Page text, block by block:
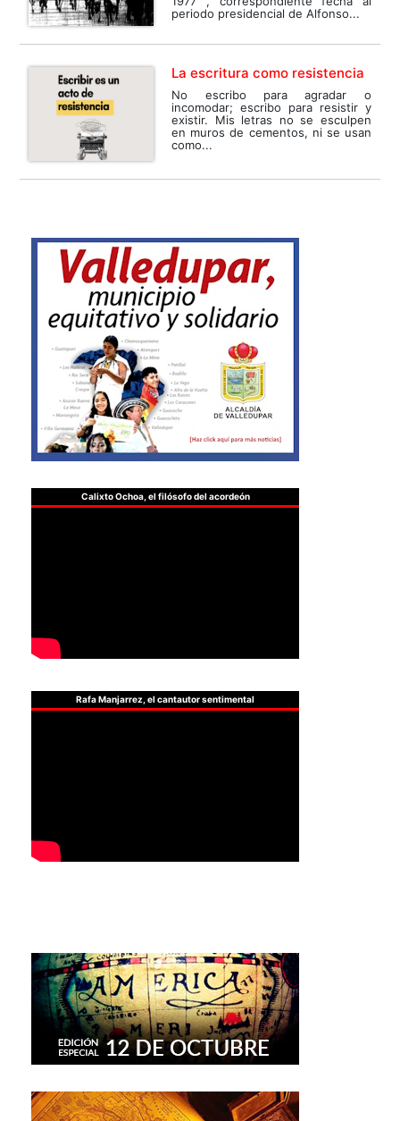
periodo presidencial de Alfonso...
La escritura como resistencia
No escribo para agradar o
incomodar; escribo para resistir y
existir. Mis letras no se esculpen
en muros de cementos, ni se usan
como...
Calixto Ochoa, el filósofo del acordeón
Rafa Manjarrez, el cantautor sentimental